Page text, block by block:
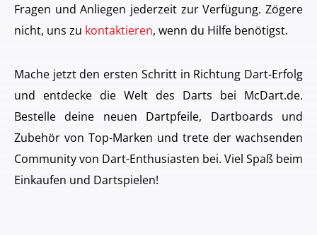
Fragen und Anliegen jederzeit zur Verfügung. Zögere
nicht, uns zu kontaktieren, wenn du Hilfe benötigst.
Mache jetzt den ersten Schritt in Richtung Dart-Erfolg
und entdecke die Welt des Darts bei McDart.de.
Bestelle deine neuen Dartpfeile, Dartboards und
Zubehör von Top-Marken und trete der wachsenden
Community von Dart-Enthusiasten bei. Viel Spaß beim
Einkaufen und Dartspielen!